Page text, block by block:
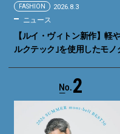
FASHION 2026.8.3
ニュース
【ルイ・ヴィトン新作】軽
ルクテック｣を使用したモ
2